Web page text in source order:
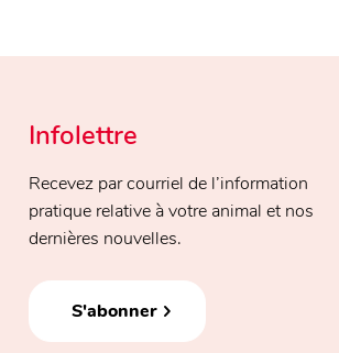
Infolettre
Recevez par courriel de l’information
pratique relative à votre animal et nos
dernières nouvelles.
S'abonner